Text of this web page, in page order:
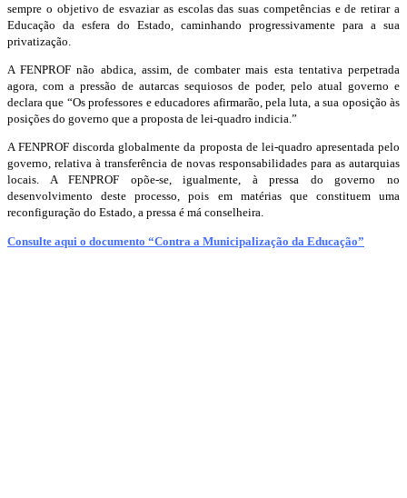
sempre o objetivo de esvaziar as escolas das suas competências e de retirar a
Educação da esfera do Estado, caminhando progressivamente para a sua
privatização.
A FENPROF não abdica, assim, de combater mais esta tentativa perpetrada
agora, com a pressão de autarcas sequiosos de poder, pelo atual governo e
declara que “Os professores e educadores afirmarão, pela luta, a sua oposição às
posições do governo que a proposta de lei-quadro indicia.”
A FENPROF discorda globalmente da proposta de lei-quadro apresentada pelo
governo, relativa à transferência de novas responsabilidades para as autarquias
locais. A FENPROF opõe-se, igualmente, à pressa do governo no
desenvolvimento deste processo, pois em matérias que constituem uma
reconfiguração do Estado, a pressa é má conselheira.
Consulte aqui o documento “Contra a Municipalização da Educação”